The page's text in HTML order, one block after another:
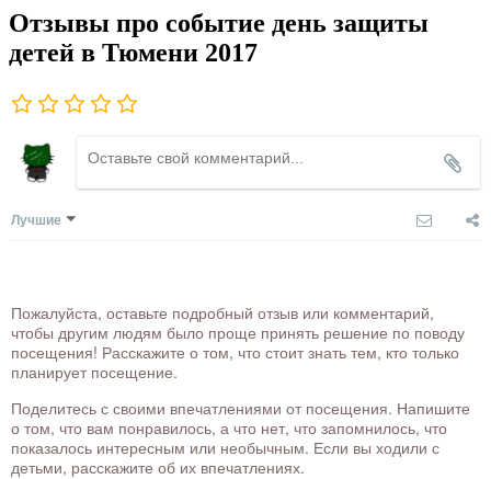
Отзывы про событие день защиты
детей в Тюмени 2017
Лучшие
Пожалуйста, оставьте подробный отзыв или комментарий,
чтобы другим людям было проще принять решение по поводу
посещения! Расскажите о том, что стоит знать тем, кто только
планирует посещение.
Поделитесь с своими впечатлениями от посещения. Напишите
о том, что вам понравилось, а что нет, что запомнилось, что
показалось интересным или необычным. Если вы ходили с
детьми, расскажите об их впечатлениях.